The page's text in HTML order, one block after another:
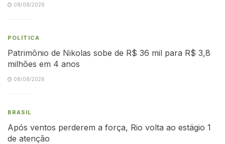
08/08/2026
POLÍTICA
Patrimônio de Nikolas sobe de R$ 36 mil para R$ 3,8
milhões em 4 anos
08/08/2026
BRASIL
Após ventos perderem a força, Rio volta ao estágio 1
de atenção